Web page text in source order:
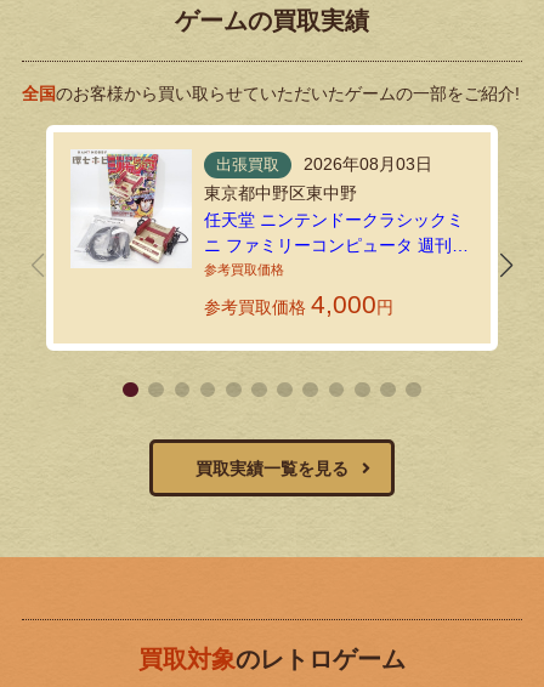
ゲームの買取実績
全国のお客様から買い取らせていただいたゲームの一部をご紹介!
出張買取
2026年08月03日
東京都中野区東中野
任天堂 ニンテンドークラシックミ
ニ ファミリーコンピュータ 週刊少
年ジャンプ創刊50周年記念バージ
ョンを出張買取しました！
参考買取価格 4,000円
買取実績一覧を見る
買取対象のレトロゲーム